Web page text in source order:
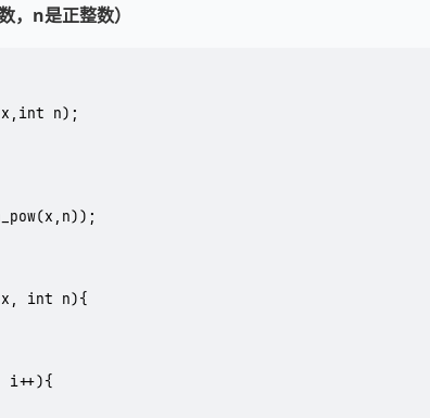
，n是正整数）
x,int n);
x, int n){